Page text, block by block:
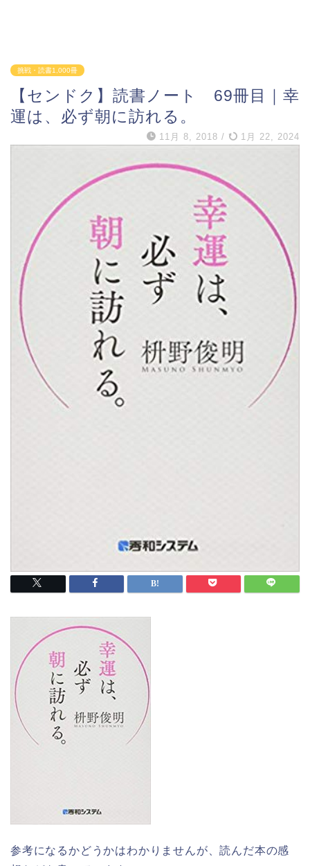
挑戦・読書1,000冊
【センドク】読書ノート 69冊目｜幸
運は、必ず朝に訪れる。
11月 8, 2018 / 1月 22, 2024
参考になるかどうかはわかりませんが、読んだ本の感